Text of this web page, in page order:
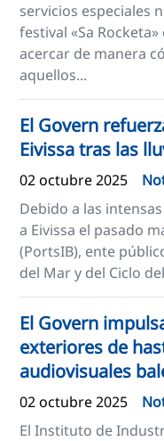
servicios especiales
festival «Sa
acercar de manera
aquellos...
El Govern
Eivissa tras las
02 octubre 2025
Debido a las
a Eivissa el pasado
(PortsIB), ente
del Mar y del Ciclo
El Govern
exteriores de
audiovisuales
02 octubre 2025
El Instituto de